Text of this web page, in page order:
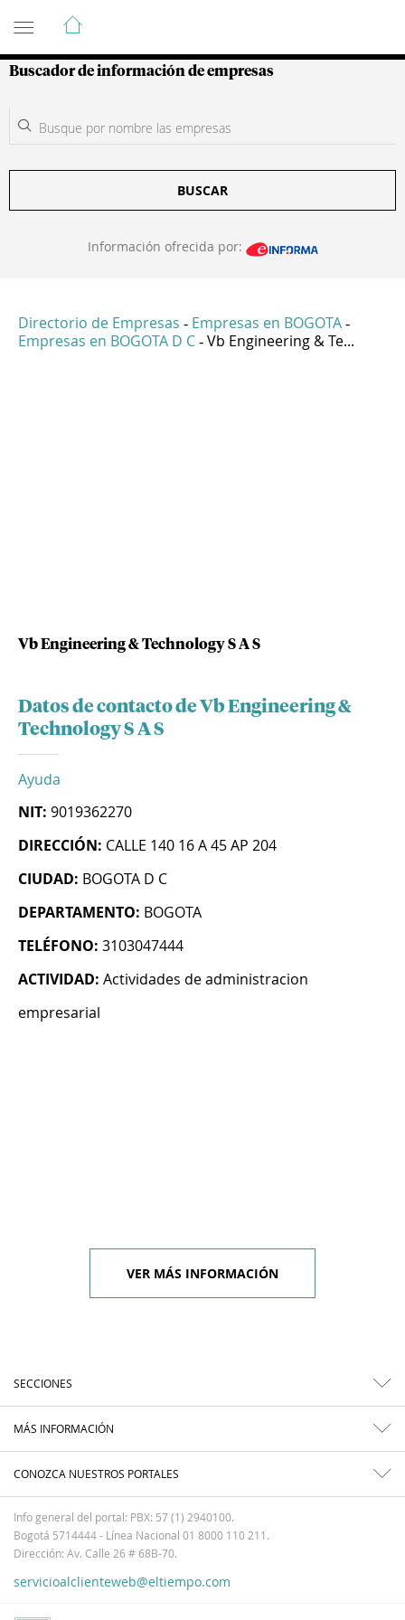
Guía de Empresas Colombianas
Buscador de información de empresas
BUSCAR
Información ofrecida por:
Directorio de Empresas - Empresas en BOGOTA -
Empresas en BOGOTA D C - Vb Engineering & Te...
Vb Engineering & Technology S A S
Datos de contacto de Vb Engineering &
Technology S A S
Ayuda
NIT: 9019362270
DIRECCIÓN: CALLE 140 16 A 45 AP 204
CIUDAD: BOGOTA D C
DEPARTAMENTO: BOGOTA
TELÉFONO: 3103047444
ACTIVIDAD: Actividades de administracion
empresarial
VER MÁS INFORMACIÓN
SECCIONES
MÁS INFORMACIÓN
CONOZCA NUESTROS PORTALES
Info general del portal: PBX: 57 (1) 2940100.
Bogotá 5714444 - Línea Nacional 01 8000 110 211.
Dirección: Av. Calle 26 # 68B-70.
servicioalclienteweb@eltiempo.com